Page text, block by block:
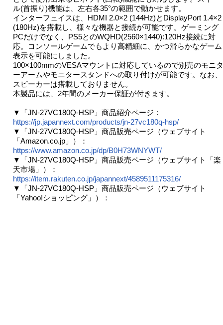
ル(首振り)機能は、左右各35°の範囲で動かせます。
インターフェイスは、HDMI 2.0×2 (144Hz)とDisplayPort 1.4×2
(180Hz)を搭載し、様々な機器と接続が可能です。ゲーミング
PCだけでなく、PS5とのWQHD(2560×1440):120Hz接続に対
応。コンソールゲームでもより高精細に、かつ滑らかなゲーム
表示を可能にしました。
100×100mmのVESAマウントに対応しているので別売のモニタ
ーアームやモニタースタンドへの取り付けが可能です。なお、
スピーカーは搭載しておりません。
本製品には、2年間のメーカー保証が付きます。
▼「JN-27VC180Q-HSP」商品紹介ページ：
https://jp.japannext.com/products/jn-27vc180q-hsp/
▼「JN-27VC180Q-HSP」商品販売ページ（ウェブサイト
「Amazon.co.jp」）：
https://www.amazon.co.jp/dp/B0H73WNYWT/
▼「JN-27VC180Q-HSP」商品販売ページ（ウェブサイト「楽
天市場」）：
https://item.rakuten.co.jp/japannext/4589511175316/
▼「JN-27VC180Q-HSP」商品販売ページ（ウェブサイト
「Yahoo!ショッピング」）：